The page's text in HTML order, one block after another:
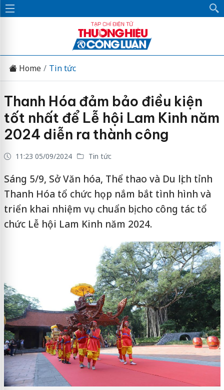
Home Tin tức
Thanh Hóa đảm bảo điều kiện
tốt nhất để Lễ hội Lam Kinh năm
2024 diễn ra thành công
11:23 05/09/2024 Tin tức
Sáng 5/9, Sở Văn hóa, Thể thao và Du lịch tỉnh
Thanh Hóa tổ chức họp nắm bắt tình hình và
triển khai nhiệm vụ chuẩn bị cho công tác tổ
chức Lễ hội Lam Kinh năm 2024.